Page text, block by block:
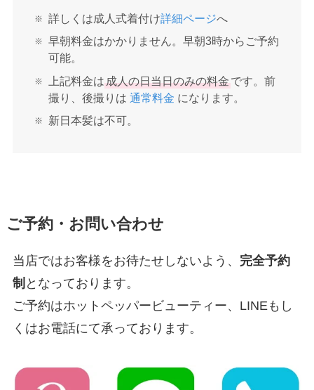
詳しくは成人式着付け詳細ページへ
早朝料金はかかりません。早朝3時からご予約
可能。
上記料金は 成人の日当日のみの料金 です。前
撮り、後撮りは 通常料金 になります。
新日本髪は不可。
ご予約・お問い合わせ
当店ではお客様をお待たせしないよう、 完全予約
制 となっております。
ご予約はホットペッパービューティー、LINEもし
くはお電話にて承っております。